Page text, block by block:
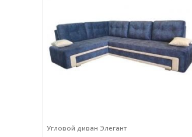
Угловой диван Элегант